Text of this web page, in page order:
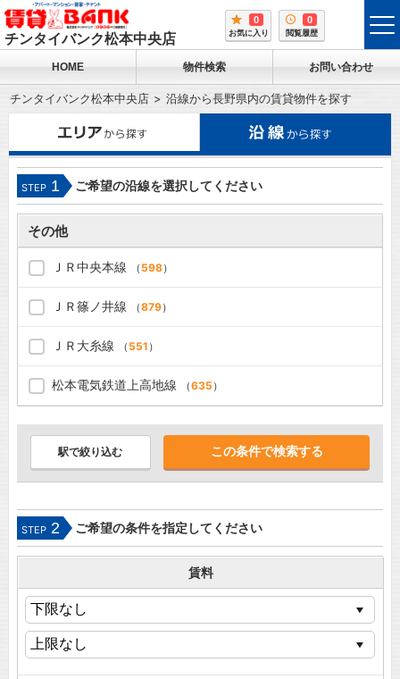
チンタイバンク松本中央店
0
お気に入り
0
閲覧履歴
HOME 物件検索 お問い合わせ
チンタイバンク松本中央店 沿線から長野県内の賃貸物件を探す
STEP 1 ご希望の沿線を選択してください
その他
ＪＲ中央本線 （ 598）
ＪＲ篠ノ井線 （879）
ＪＲ大糸線 （ 551 ）
松本電気鉄道上高地線 （635 ）
駅で絞り込む
STEP 2 ご希望の条件を指定してください
賃料